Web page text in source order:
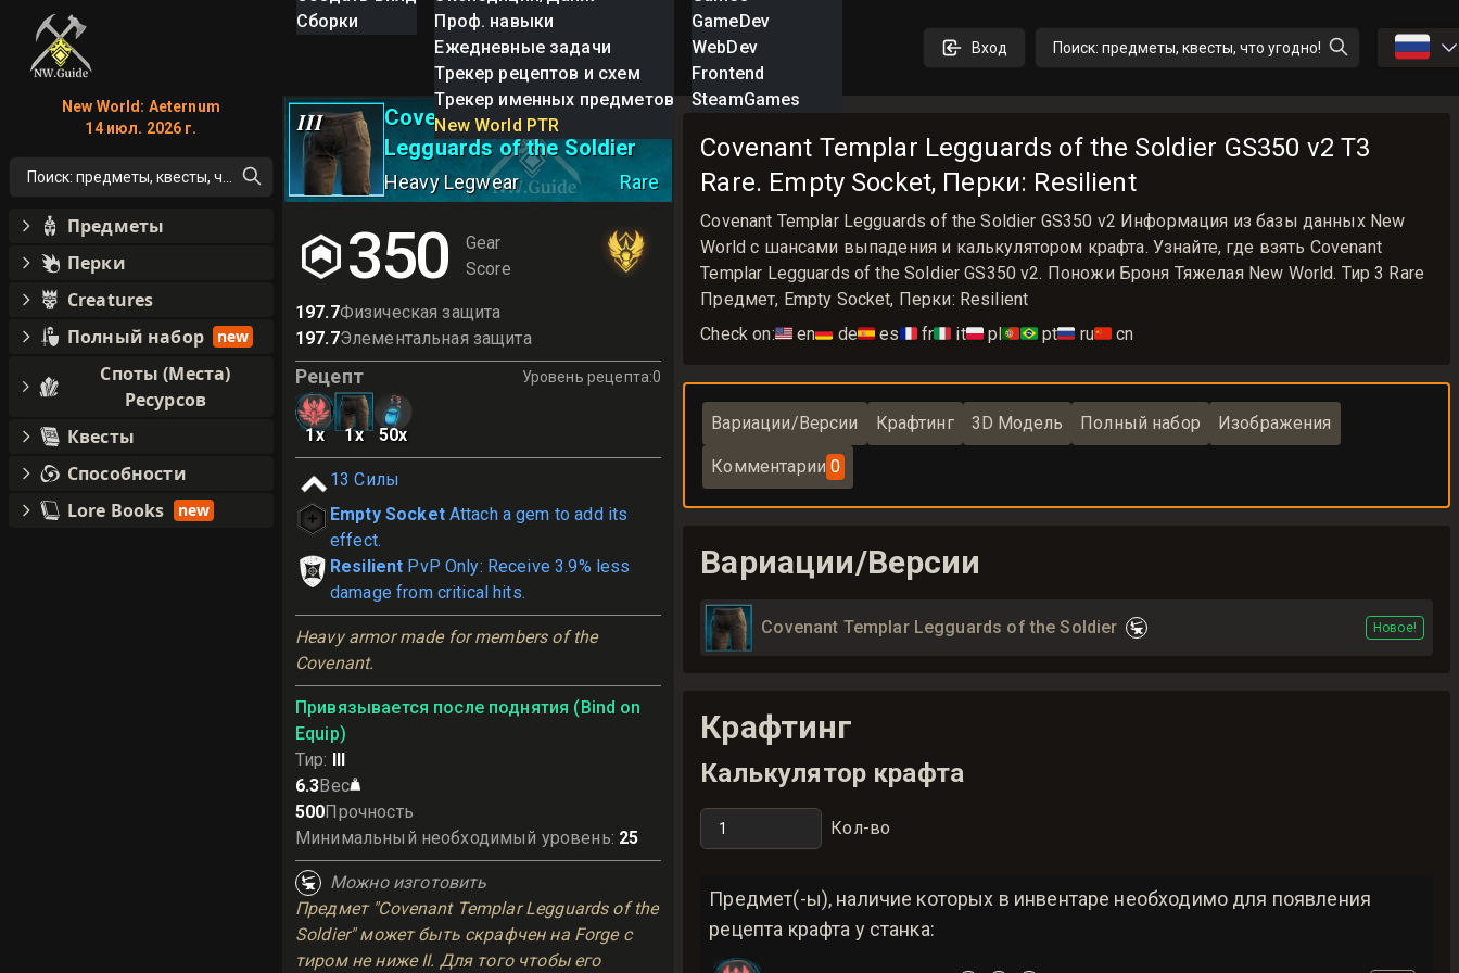
Сборки
Проф. навыки
Ежедневные задачи
Трекер рецептов и схем
Трекер именных предметов
New World PTR
GameDev
WebDev
Frontend
SteamGames
Вход Поиск: предметы, квесты, что угодно! 🇷🇺
III
Covenant Templar
Legguards of the Soldier
Heavy Legwear Rare
350
Gear
Score
197.7Физическая защита
197.7Элементальная защита
Рецепт Уровень рецепта:0
1x 1x 50x
13 Силы
Empty Socket Attach a gem to add its
effect.
Resilient PvP Only: Receive 3.9% less
damage from critical hits.
Heavy armor made for members of the
Covenant.
Привязывается после поднятия (Bind on
Equip)
Тир: III
6.3Вес
500Прочность
Минимальный необходимый уровень: 25
Можно изготовить
Предмет "Covenant Templar Legguards of the
Soldier" может быть скрафчен на Forge с
тиром не ниже II. Для того чтобы его
Covenant Templar Legguards of the Soldier GS350 v2 T3
Rare. Empty Socket, Перки: Resilient
Covenant Templar Legguards of the Soldier GS350 v2 Информация из базы данных New
World с шансами выпадения и калькулятором крафта. Узнайте, где взять Covenant
Templar Legguards of the Soldier GS350 v2. Поножи Броня Тяжелая New World. Тир 3 Rare
Предмет, Empty Socket, Перки: Resilient
Check on:🇺🇸 en🇩🇪 de🇪🇸 es🇫🇷 fr🇮🇹 it🇵🇱 pl🇵🇹🇧🇷 pt🇷🇺 ru🇨🇳 cn
Вариации/Версии Крафтинг 3D Модель Полный набор Изображения
Комментарии 0
Вариации/Версии
Covenant Templar Legguards of the Soldier Новое!
Крафтинг
Калькулятор крафта
Кол-во
Предмет(-ы), наличие которых в инвентаре необходимо для появления
рецепта крафта у станка:
New World: Aeternum
14 июл. 2026 г.
Поиск: предметы, квесты, что угодно!
Предметы
Перки
Creatures
Полный набор
new
Споты (Места)
Ресурсов
Квесты
Способности
Lore Books
new